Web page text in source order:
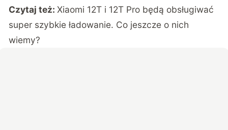
Czytaj też:Xiaomi 12T i 12T Pro będą obsługiwać
super szybkie ładowanie. Co jeszcze o nich
wiemy?